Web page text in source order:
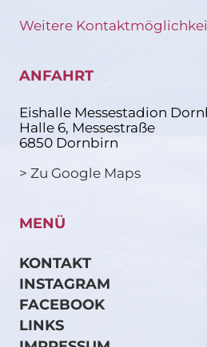
Weitere
ANFAHRT
Eishalle Messestadion
Halle 6, Messestraße
6850 Dornbirn
> Zu Google Maps
MENÜ
KONTAKT
INSTAGRAM
FACEBOOK
LINKS